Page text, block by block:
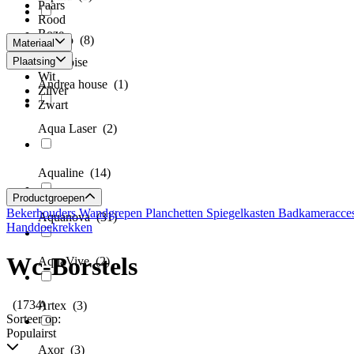
Alvoro (8)
Andrea house (1)
Aqua Laser (2)
Aqualine (14)
Aquanova(31)
AquaVive(2)
Artex (3)
Axor (3)
Paars
Rood
Roze
Taupe
Turquoise
Wit
Zilver
Zwart
Materiaal
Plaatsing
Productgroepen
BekerhoudersWandgrepen Planchetten Spiegelkasten
Handdoekrekken
Wc-Borstels
(1734)
Sorteer op:
Populairst